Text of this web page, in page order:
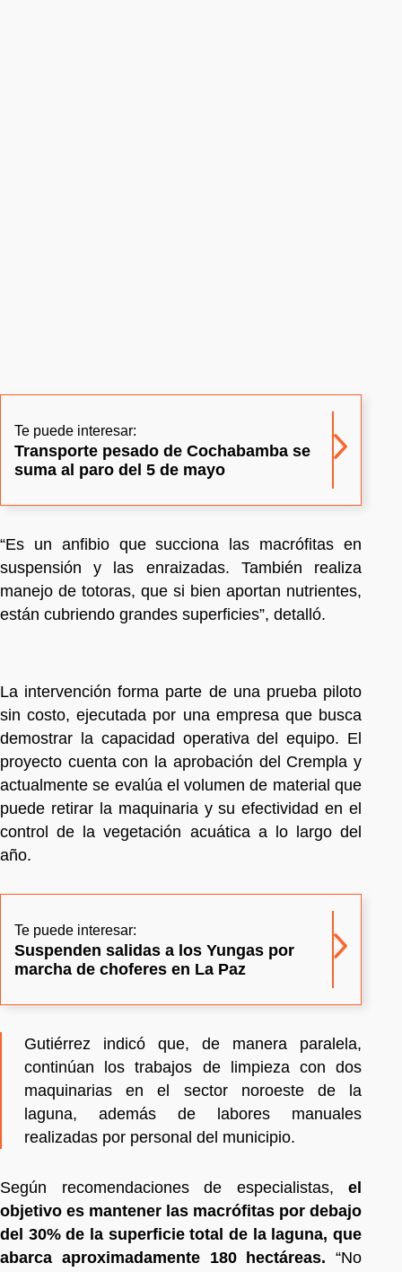
Te puede interesar:
Transporte pesado de Cochabamba se
suma al paro del 5 de mayo
“Es un anfibio que succiona las macrófitas en
suspensión y las enraizadas. También realiza
manejo de totoras, que si bien aportan nutrientes,
están cubriendo grandes superficies”, detalló.
La intervención forma parte de una prueba piloto
sin costo, ejecutada por una empresa que busca
demostrar la capacidad operativa del equipo. El
proyecto cuenta con la aprobación del Crempla y
actualmente se evalúa el volumen de material que
puede retirar la maquinaria y su efectividad en el
control de la vegetación acuática a lo largo del
año.
Te puede interesar:
Suspenden salidas a los Yungas por
marcha de choferes en La Paz
Gutiérrez indicó que, de manera paralela,
continúan los trabajos de limpieza con dos
maquinarias en el sector noroeste de la
laguna, además de labores manuales
realizadas por personal del municipio.
Según recomendaciones de especialistas, el
objetivo es mantener las macrófitas por debajo
del 30% de la superficie total de la laguna, que
abarca aproximadamente 180 hectáreas. “No